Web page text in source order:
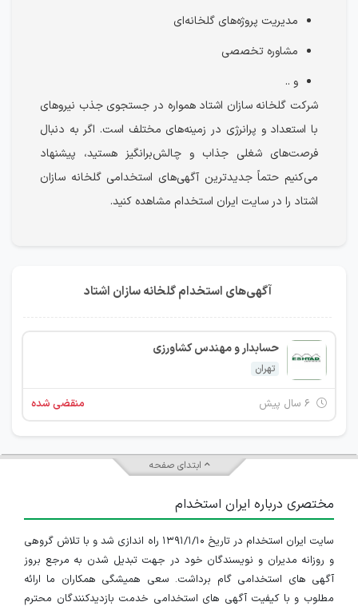
مدیریت پروژه‌های گلخانه‌ای
مشاوره تخصصی
و ..
شرکت گلخانه سازان اشتاد همواره در جستجوی جذب نیروهای
با استعداد و پرانرژی در زمینه‌های مختلف است. اگر به دنبال
فرصت‌های شغلی جذاب و چالش‌برانگیز هستید، پیشنهاد
می‌کنیم حتماً جدیدترین آگهی‌های استخدامی گلخانه سازان
اشتاد را در سایت ایران استخدام مشاهده کنید.
آگهی‌های استخدام گلخانه سازان اشتاد
حسابدار و مهندس کشاورزی
تهران
منقضی شده
ابتدای صفحه
مختصری درباره ایران استخدام
سایت ایران استخدام در تاریخ ۱۳۹۱/۱/۱۰ راه اندازی شد و با تلاش گروهی
و روزانه مدیران و نویسندگان خود در جهت تبدیل شدن به مرجع بروز
آگهی های استخدامی گام برداشت. سعی همیشگی همکاران ما ارائه
مطلوب و با کیفیت آگهی های استخدامی خدمت بازدیدکنندگان محترم